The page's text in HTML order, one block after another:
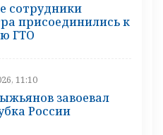
сотрудники
присоединились к
ГТО
11:10
завоевал
России